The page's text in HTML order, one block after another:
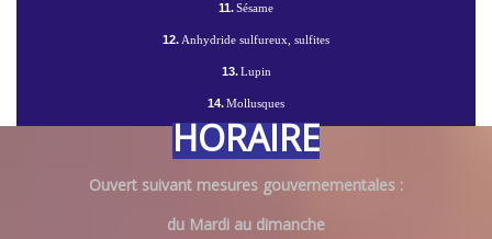
11.Sésame
12.Anhydride sulfureux, sulfites
13.Lupin
14.Mollusques
HORAIRE
Ouvert suivant mesures gouvernementales :
du Mardi au dimanche